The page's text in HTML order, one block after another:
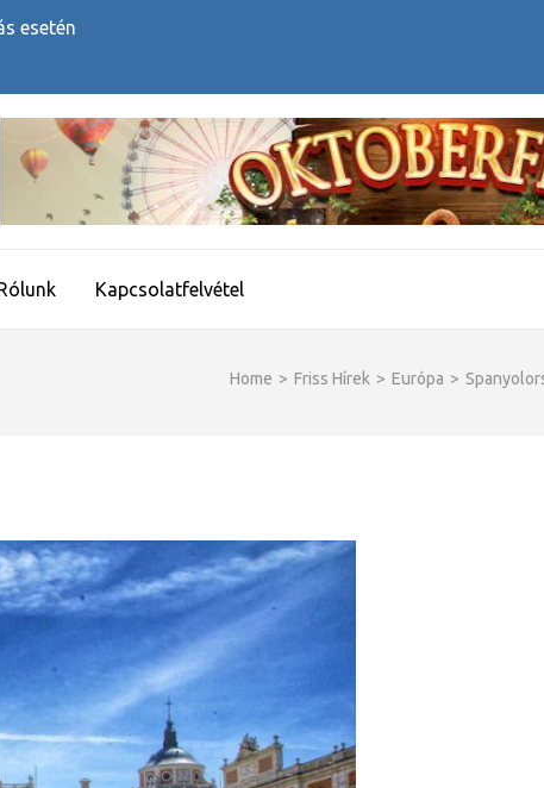
esetén
Kapcsolatfelvétel
Home > Friss Hírek > Európa >